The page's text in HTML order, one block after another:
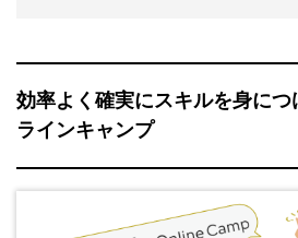
効率よく確実にスキルを身に
ラインキャンプ